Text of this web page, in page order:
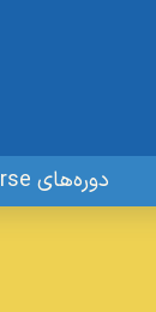
دوره‌های GIS OpenSourse